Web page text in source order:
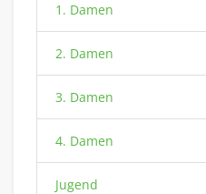
1. Damen
2. Damen
3. Damen
4. Damen
Jugend